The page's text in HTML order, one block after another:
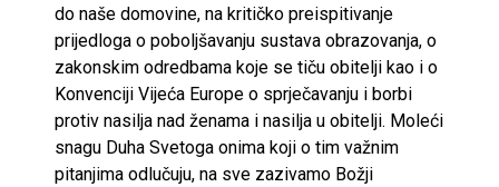
do naše domovine, na kritičko preispitivanje
prijedloga o poboljšavanju sustava obrazovanja, o
zakonskim odredbama koje se tiču obitelji kao i o
Konvenciji Vijeća Europe o sprječavanju i borbi
protiv nasilja nad ženama i nasilja u obitelji. Moleći
snagu Duha Svetoga onima koji o tim važnim
pitanjima odlučuju, na sve zazivamo Božji